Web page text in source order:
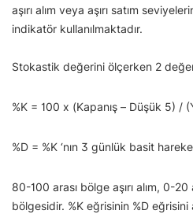
aşırı alım veya aşırı satım
indikatör kullanılmaktadır.
Stokastik değerini ölçerken 2
%K = 100 x (Kapanış – Düşük 5) /
%D = %K ‘nın 3 günlük basit
80-100 arası bölge aşırı alım, 0-20
bölgesidir. %K eğrisinin %D eğrisini